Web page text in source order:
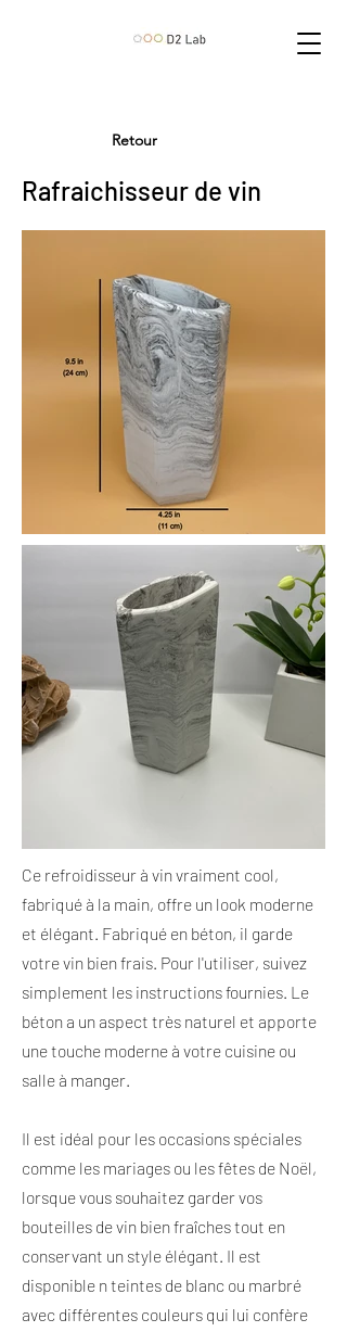
Retour
Rafraichisseur de vin
Ce refroidisseur à vin vraiment cool,
fabriqué à la main, offre un look moderne
et élégant. Fabriqué en béton, il garde
votre vin bien frais. Pour l'utiliser, suivez
simplement les instructions fournies. Le
béton a un aspect très naturel et apporte
une touche moderne à votre cuisine ou
salle à manger.
Il est idéal pour les occasions spéciales
comme les mariages ou les fêtes de Noël,
lorsque vous souhaitez garder vos
bouteilles de vin bien fraîches tout en
conservant un style élégant. Il est
disponible n teintes de blanc ou marbré
avec différentes couleurs qui lui confère